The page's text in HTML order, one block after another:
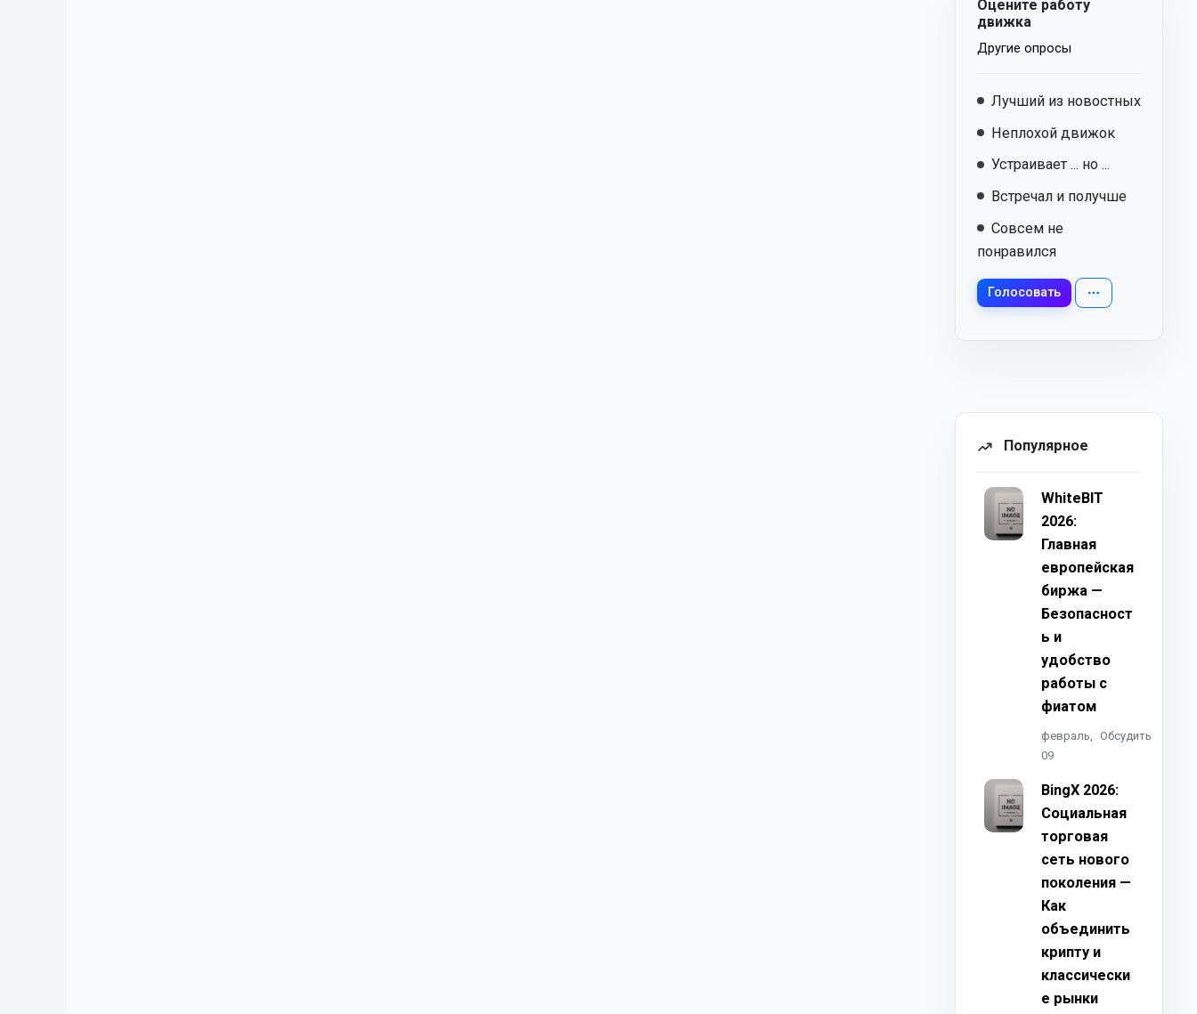
Оцените работу
движка
Другие опросы
Лучший из новостных
Неплохой движок
Устраивает ... но ...
Встречал и получше
Совсем не
понравился
Голосовать
Популярное
WhiteBIT
2026:
Главная
европейская
биржа —
Безопасност
ь и
удобство
работы с
фиатом
февраль,
09
Обсудить
BingX 2026:
Социальная
торговая
сеть нового
поколения —
Как
объединить
крипту и
классически
е рынки